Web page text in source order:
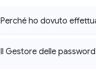
Perché ho dovuto
Il Gestore delle